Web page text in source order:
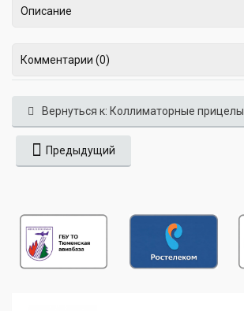
Описание
Комментарии (0)
Вернуться к: Коллиматорные прицелы
Предыдущий